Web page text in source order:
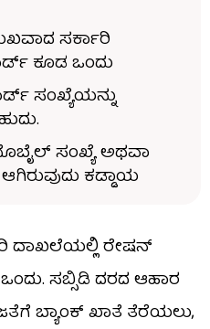
ಸರ್ಕಾರಿ
ಕೂಡ ಒಂದು
ಸಂಖ್ಯೆಯನ್ನು
ಸಂಖ್ಯೆ ಅಥವಾ
ಕಡ್ಡಾಯ
ದಾಖಲೆಯಲ್ಲಿ ರೇಷನ್
ಸಬ್ಸಿಡಿ ದರದ ಆಹಾರ
ಬ್ಯಾಂಕ್ ಖಾತೆ ತೆರೆಯಲು,